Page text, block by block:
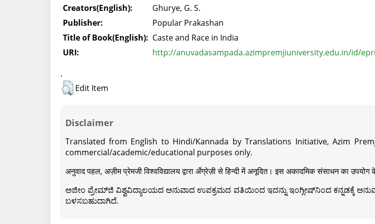
Creators(English):
Ghurye, G. S.
Publisher:
Popular Prakashan
Title of Book(English): Caste and Race in India
URI:
http://anuvadasampada.azimpremjiuniversity.edu.in/id/
.
Edit Item
Disclaimer
Translated from English to Hindi/Kannada by Translations Initiative, Azim
commercial/academic/educational purposes only.
अनुवाद पहल, अज़ीम प्रेमजी विश्वविद्यालय द्वारा अँग्रेज़ी से हिन्दी में अनूदित। इस अकादमिक संसाधन का
ಅಜೀಂ ಪ್ರೇಮ್‍ಜಿ ವಿಶ್ವವಿದ್ಯಾಲಯದ ಅನುವಾದ ಉಪಕ್ರಮದ ವತಿಯಿಂದ ಇದನ್ನು ಇಂಗ್ಲೀಷ್‍ನಿಂದ ಕನ್ನಡಕ್ಕೆ
ಬಳಸಬಹುದಾಗಿದೆ.